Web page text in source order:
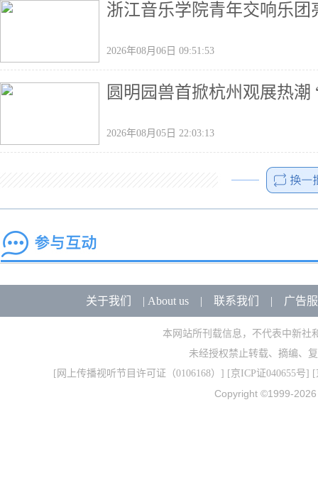
浙江音乐学院青年交响乐
2026年08月06日 09:51:53
圆明园兽首掀杭州观展热潮
2026年08月05日 22:03:13
关于我们 | About us| 联系我们 | 广告
本网站所刊载信息，不代表中新社
未经授权禁止转载、摘编、
[ 网上传播视听节目许可证（0106168） ] [京ICP证040655号] [
Copyright ©1999-